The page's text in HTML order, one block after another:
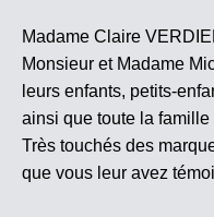
Madame Claire
Monsieur et Madame
leurs enfants, petits-
ainsi que toute la famille
Très touchés des
que vous leur avez